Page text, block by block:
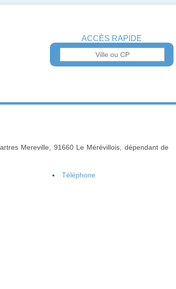
ACCÈS RAPIDE
Mereville, 91660 Le Mérévillois, dépendant de
Téléphone